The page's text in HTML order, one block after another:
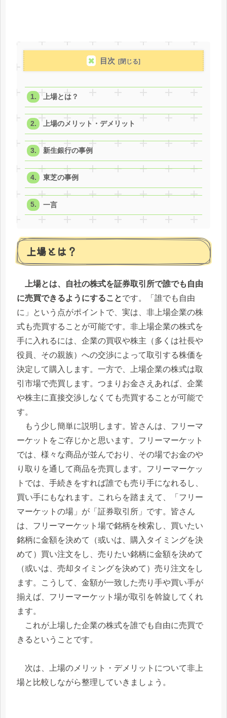
目次
上場とは？
上場のメリット・デメリット
新生銀行の事例
東芝の事例
一言
上場とは？
上場とは、自社の株式を証券取引所で誰でも自由
に売買できるようにすることです。「誰でも自由
に」という点がポイントで、実は、非上場企業の株
式も売買することが可能です。非上場企業の株式を
手に入れるには、企業の買収や株主（多くは社長や
役員、その親族）への交渉によって取引する株価を
決定して購入します。一方で、上場企業の株式は取
引市場で売買します。つまりお金さえあれば、企業
や株主に直接交渉しなくても売買することが可能で
す。
もう少し簡単に説明します。皆さんは、フリーマ
ーケットをご存じかと思います。フリーマーケット
では、様々な商品が並んでおり、その場でお金のや
り取りを通して商品を売買します。フリーマーケッ
トでは、手続きをすれば誰でも売り手になれるし、
買い手にもなれます。これらを踏まえて、「フリー
マーケットの場」が「証券取引所」です。皆さん
は、フリーマーケット場で銘柄を検索し、買いたい
銘柄に金額を決めて（或いは、購入タイミングを決
めて）買い注文をし、売りたい銘柄に金額を決めて
（或いは、売却タイミングを決めて）売り注文をし
ます。こうして、金額が一致した売り手や買い手が
揃えば、フリーマーケット場が取引を斡旋してくれ
ます。
これが上場した企業の株式を誰でも自由に売買で
きるということです。
次は、上場のメリット・デメリットについて非上
場と比較しながら整理していきましょう。